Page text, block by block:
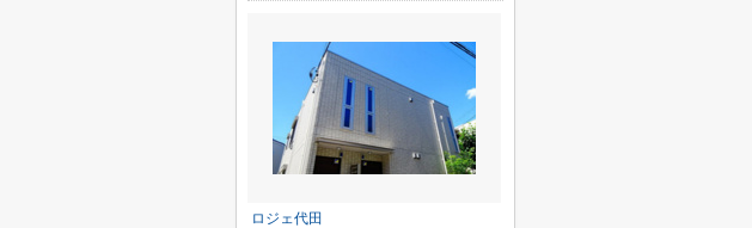
ロジェ代田